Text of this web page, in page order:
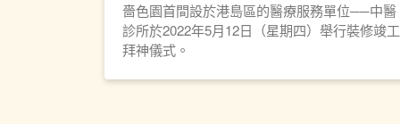
嗇色園首間設於港島區的醫療服務單位──中醫
診所於2022年5月12日（星期四）舉行裝修竣工
拜神儀式。